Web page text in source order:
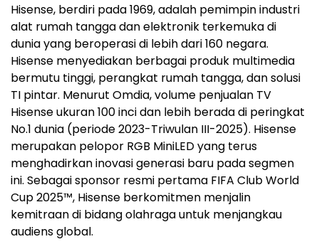
Hisense, berdiri pada 1969, adalah pemimpin industri
alat rumah tangga dan elektronik terkemuka di
dunia yang beroperasi di lebih dari 160 negara.
Hisense menyediakan berbagai produk multimedia
bermutu tinggi, perangkat rumah tangga, dan solusi
TI pintar. Menurut Omdia, volume penjualan TV
Hisense ukuran 100 inci dan lebih berada di peringkat
No.1 dunia (periode 2023-Triwulan III-2025). Hisense
merupakan pelopor RGB MiniLED yang terus
menghadirkan inovasi generasi baru pada segmen
ini. Sebagai sponsor resmi pertama FIFA Club World
Cup 2025™, Hisense berkomitmen menjalin
kemitraan di bidang olahraga untuk menjangkau
audiens global.